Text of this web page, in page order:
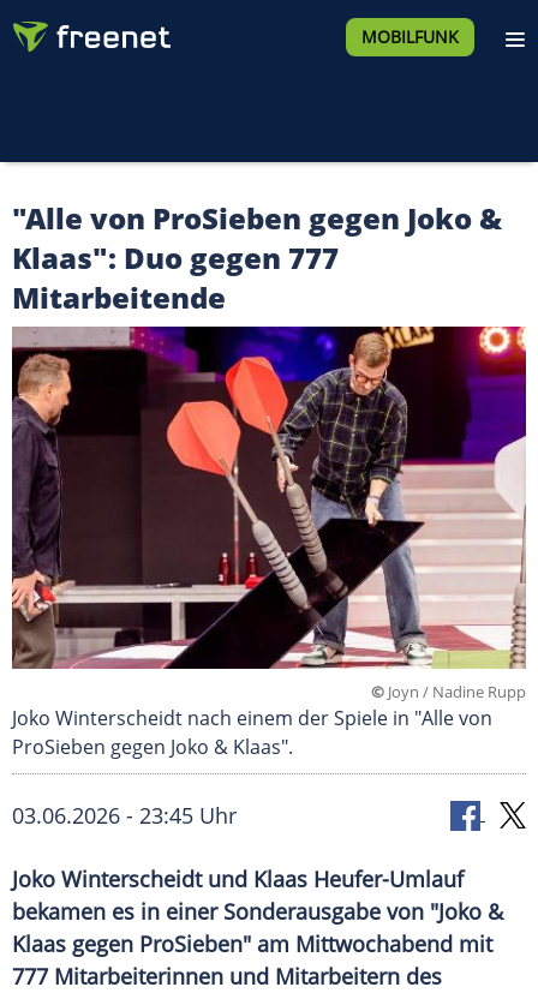
MOBILFUNK
"Alle von ProSieben gegen Joko &
Klaas": Duo gegen 777
Mitarbeitende
© Joyn / Nadine Rupp
Joko Winterscheidt nach einem der Spiele in "Alle von
ProSieben gegen Joko & Klaas".
03.06.2026 - 23:45 Uhr
Joko Winterscheidt und Klaas Heufer-Umlauf
bekamen es in einer Sonderausgabe von "Joko &
Klaas gegen ProSieben" am Mittwochabend mit
777 Mitarbeiterinnen und Mitarbeitern des